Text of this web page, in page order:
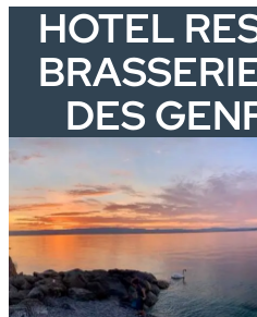
HOTEL
DES